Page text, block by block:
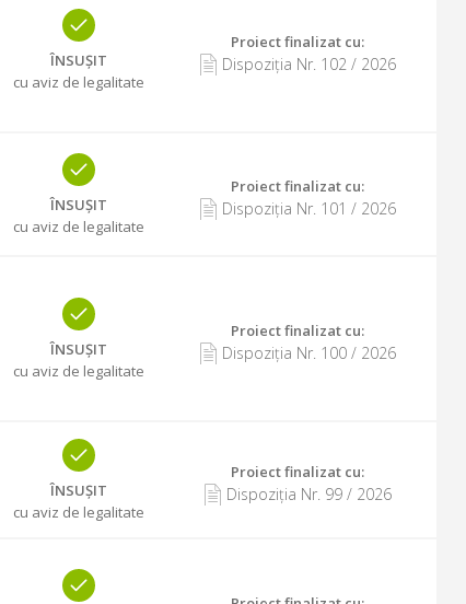
ÎNSUȘIT
cu aviz de legalitate
Proiect finalizat cu:
Dispoziția Nr. 102/ 2026
ÎNSUȘIT
cu aviz de legalitate
Proiect finalizat cu:
Dispoziția Nr. 101 / 2026
ÎNSUȘIT
cu aviz de legalitate
Proiect finalizat cu:
Dispoziția Nr. 100/ 2026
ÎNSUȘIT
cu aviz de legalitate
Proiect finalizat cu:
Dispoziția Nr. 99/ 2026